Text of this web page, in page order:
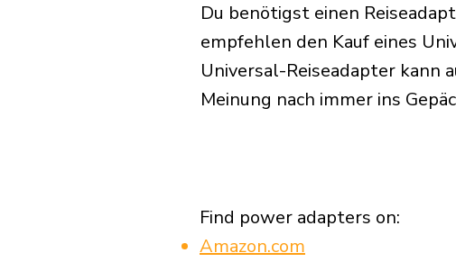
Du benötigst einen
empfehlen den Kauf eines
Universal-Reiseadapter kann
Meinung nach immer ins
Find power adapters on:
Amazon.com